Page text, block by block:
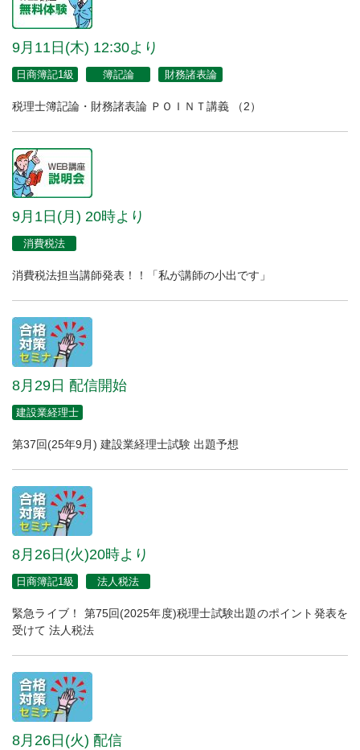
9月11日(木) 12:30より
日商簿記1級 簿記論 財務諸表論
税理士簿記論・財務諸表論 ＰＯＩＮＴ講義 （2）
9月1日(月) 20時より
消費税法
消費税法担当講師発表！！「私が講師の小出です」
8月29日 配信開始
建設業経理士
第37回(25年9月) 建設業経理士試験 出題予想
8月26日(火)20時より
日商簿記1級 法人税法
緊急ライブ！ 第75回(2025年度)税理士試験出題のポイント発表を
受けて 法人税法
8月26日(火) 配信